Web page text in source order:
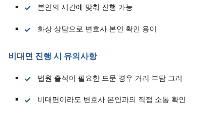
본인의 시간에 맞춰 진행 가능
화상 상담으로 변호사 본인 확인 용이
비대면 진행 시 유의사항
법원 출석이 필요한 드문 경우 거리 부담 고려
비대면이라도 변호사 본인과의 직접 소통 확인